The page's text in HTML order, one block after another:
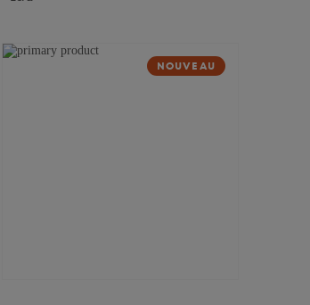
NOUVEAU